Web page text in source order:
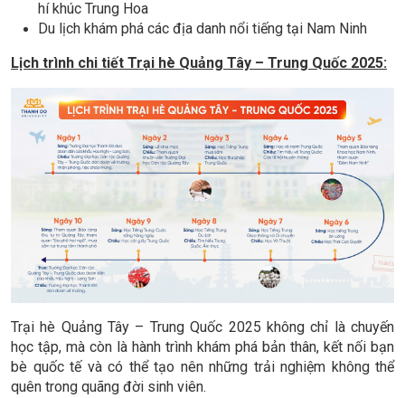
hí khúc Trung Hoa
Du lịch khám phá các địa danh nổi tiếng tại Nam Ninh
Lịch trình chi tiết Trại hè Quảng Tây – Trung Quốc 2025:
Trại hè Quảng Tây – Trung Quốc 2025 không chỉ là chuyến
học tập, mà còn là hành trình khám phá bản thân, kết nối bạn
bè quốc tế và có thể tạo nên những trải nghiệm không thể
quên trong quãng đời sinh viên.